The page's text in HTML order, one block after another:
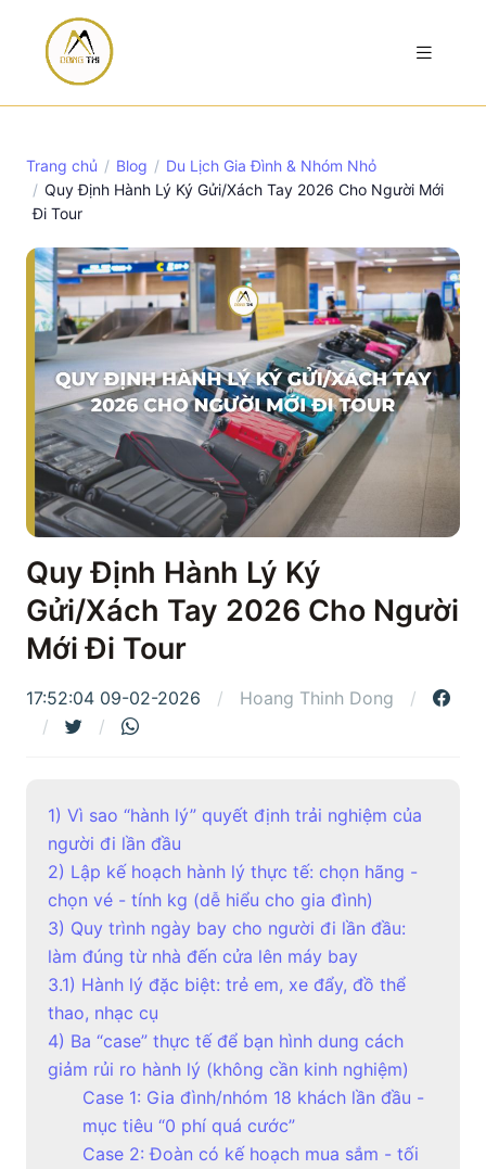
Trang chủ Blog
Du Lịch Gia Đình & Nhóm Nhỏ
Quy Định Hành Lý Ký Gửi/Xách Tay 2026 Cho Người Mới
Đi Tour
Quy Định Hành Lý Ký
Gửi/Xách Tay 2026 Cho Người
Mới Đi Tour
17:52:04 09-02-2026 Hoang Thinh Dong
1) Vì sao “hành lý” quyết định trải nghiệm của
người đi lần đầu
2) Lập kế hoạch hành lý thực tế: chọn hãng -
chọn vé - tính kg (dễ hiểu cho gia đình)
3) Quy trình ngày bay cho người đi lần đầu:
làm đúng từ nhà đến cửa lên máy bay
3.1) Hành lý đặc biệt: trẻ em, xe đẩy, đồ thể
thao, nhạc cụ
4) Ba “case” thực tế để bạn hình dung cách
giảm rủi ro hành lý (không cần kinh nghiệm)
Case 1: Gia đình/nhóm 18 khách lần đầu -
mục tiêu “0 phí quá cước”
Case 2: Đoàn có kế hoạch mua sắm - tối